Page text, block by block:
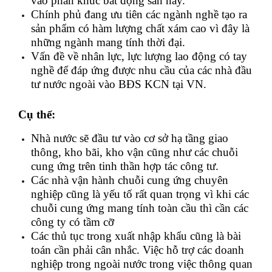
Chính phủ đang ưu tiên các ngành nghề tạo ra
sản phẩm có hàm lượng chất xám cao vì đây là
những ngành mang tính thời đại.
Vấn đề về nhân lực, lực lượng lao động có tay
nghề để đáp ứng được nhu cầu của các nhà đầu
tư nước ngoài vào BĐS KCN tại VN.
Cụ thể:
Nhà nước sẽ đầu tư vào cơ sở hạ tầng giao
thông, kho bãi, kho vận cũng như các chuỗi
cung ứng trên tinh thần hợp tác công tư.
Các nhà vận hành chuỗi cung ứng chuyên
nghiệp cũng là yếu tố rất quan trọng vì khi các
chuỗi cung ứng mang tính toàn cầu thì cần các
công ty có tầm cỡ
Các thủ tục trong xuất nhập khẩu cũng là bài
toán cần phải cân nhắc. Việc hỗ trợ các doanh
nghiệp trong ngoài nước trong việc thông quan